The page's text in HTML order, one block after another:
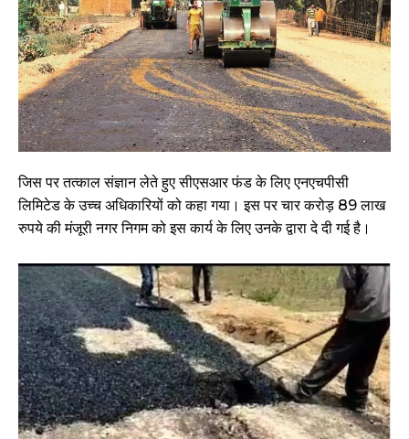
जिस पर तत्काल संज्ञान लेते हुए सीएसआर फंड के लिए एनएचपीसी
लिमिटेड के उच्च अधिकारियों को कहा गया। इस पर चार करोड़ 89 लाख
रुपये की मंजूरी नगर निगम को इस कार्य के लिए उनके द्वारा दे दी गई है।